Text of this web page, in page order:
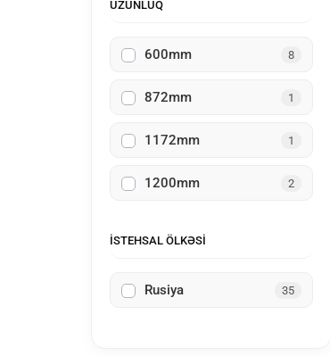
UZUNLUQ
600mm 8
872mm 1
1172mm 1
1200mm 2
İSTEHSAL ÖLKƏSI
Rusiya 35